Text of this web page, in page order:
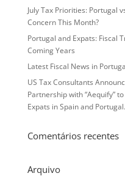
July Tax Priorities: Portugal
Concern This Month?
Portugal and Expats: Fiscal
Coming Years
Latest Fiscal News in
US Tax Consultants
Partnership with “Aequify”
Expats in Spain and Portugal.
Comentários recentes
Arquivo